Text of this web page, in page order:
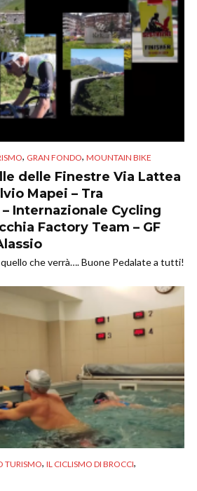
, GRAN FONDO, MOUNTAIN BIKE
delle Finestre Via Lattea
Mapei – Tra
Internazionale Cycling
Factory Team – GF
che verrà…. Buone Pedalate a tutti!
TURISMO, IL CICLISMO DI BROCCI,